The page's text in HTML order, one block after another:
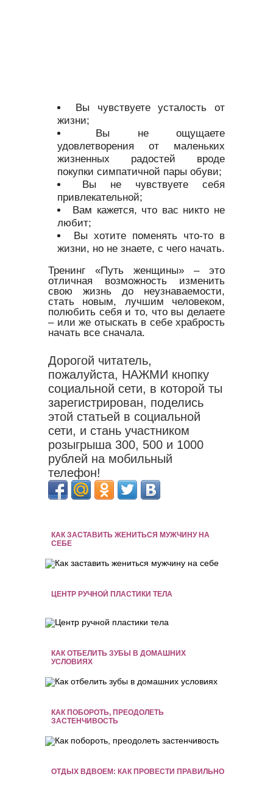
Вы чувствуете усталость от
жизни;
Вы не ощущаете
удовлетворения от маленьких
жизненных радостей вроде
покупки симпатичной пары обуви;
Вы не чувствуете себя
привлекательной;
Вам кажется, что вас никто не
любит;
Вы хотите поменять что-то в
жизни, но не знаете, с чего начать.
Тренинг «Путь женщины» – это
отличная возможность изменить
свою жизнь до неузнаваемости,
стать новым, лучшим человеком,
полюбить себя и то, что вы делаете
– или же отыскать в себе храбрость
начать все сначала.
Дорогой читатель,
пожалуйста, НАЖМИ кнопку
социальной сети, в которой ты
зарегистрирован, поделись
этой статьей в социальной
сети, и стань участником
розыгрыша 300, 500 и 1000
рублей на мобильный
телефон!
КАК ЗАСТАВИТЬ ЖЕНИТЬСЯ МУЖЧИНУ НА
СЕБЕ
ЦЕНТР РУЧНОЙ ПЛАСТИКИ ТЕЛА
КАК ОТБЕЛИТЬ ЗУБЫ В ДОМАШНИХ
УСЛОВИЯХ
КАК ПОБОРОТЬ, ПРЕОДОЛЕТЬ
ЗАСТЕНЧИВОСТЬ
ОТДЫХ ВДВОЕМ: КАК ПРОВЕСТИ ПРАВИЛЬНО